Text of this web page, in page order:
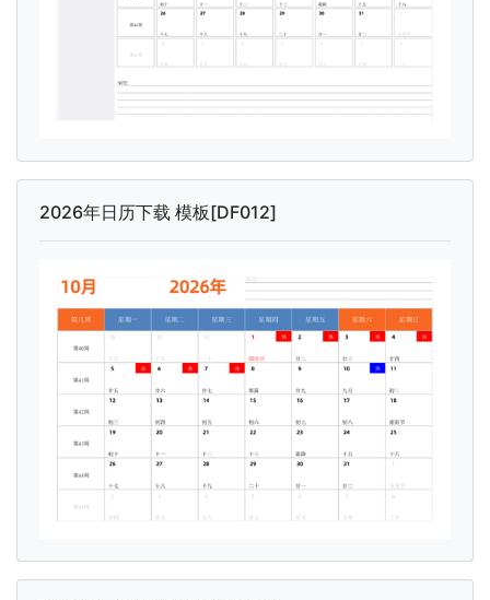
2026年日历下载 模板[DF012]